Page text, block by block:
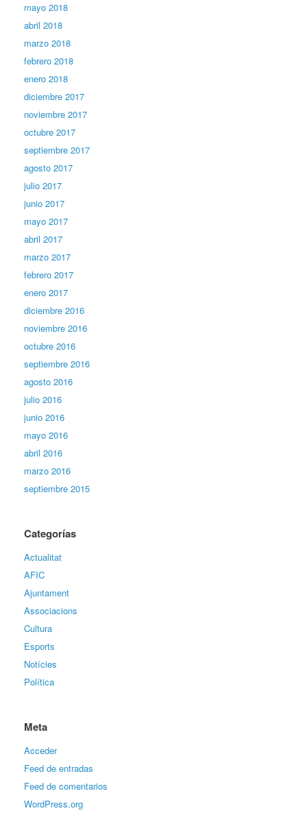
mayo 2018
abril 2018
marzo 2018
febrero 2018
enero 2018
diciembre 2017
noviembre 2017
octubre 2017
septiembre 2017
agosto 2017
julio 2017
junio 2017
mayo 2017
abril 2017
marzo 2017
febrero 2017
enero 2017
diciembre 2016
noviembre 2016
octubre 2016
septiembre 2016
agosto 2016
julio 2016
junio 2016
mayo 2016
abril 2016
marzo 2016
septiembre 2015
Categorías
Actualitat
AFIC
Ajuntament
Associacions
Cultura
Esports
Notícies
Política
Meta
Acceder
Feed de entradas
Feed de comentarios
WordPress.org